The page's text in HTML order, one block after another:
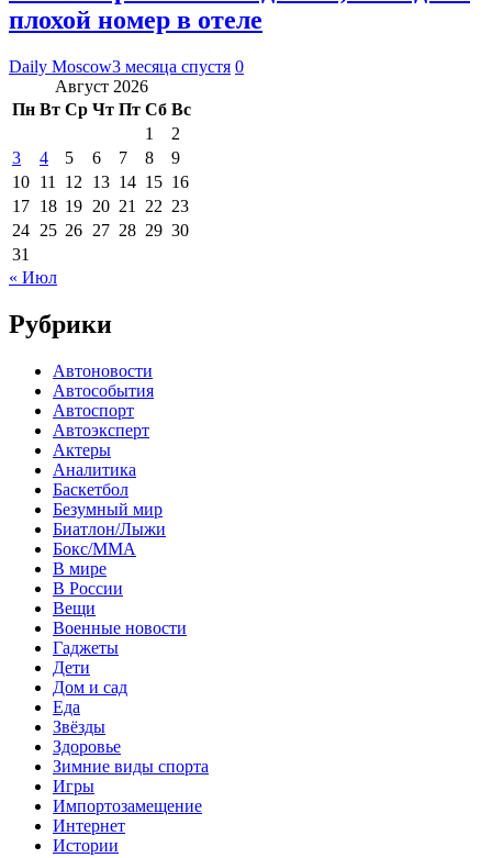
плохой номер в отеле
Daily Moscow3 месяца спустя 0
Август 2026
Пн Вт Ср Чт Пт Сб Вс
1
2
3
4 5 6 7 8
9
10 11 12 13 14 15 16
17 18 19 20 21 22 23
24 25 26 27 28 29 30
31
« Июл
Рубрики
Автоновости
Автособытия
Автоспорт
Автоэксперт
Актеры
Аналитика
Баскетбол
Безумный мир
Биатлон/Лыжи
Бокс/MMA
В мире
В России
Вещи
Военные новости
Гаджеты
Дети
Дом и сад
Еда
Звёзды
Здоровье
Зимние виды спорта
Игры
Импортозамещение
Интернет
Истории